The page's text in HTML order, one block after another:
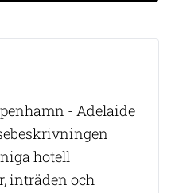
- Adelaide
hotell
inträden och